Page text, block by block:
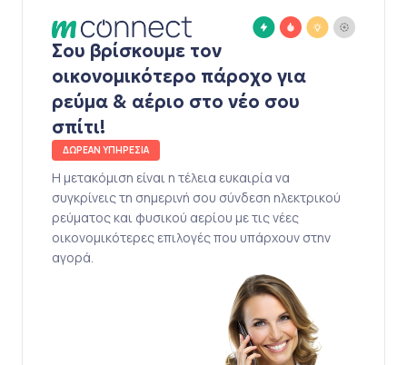
Σου βρίσκουμε τον
οικονομικότερο πάροχο για
ρεύμα & αέριο στο νέο σου
σπίτι!
ΔΩΡΕΑΝ ΥΠΗΡΕΣΙΑ
Η μετακόμιση είναι η τέλεια ευκαιρία να
συγκρίνεις τη σημερινή σου σύνδεση ηλεκτρικού
ρεύματος και φυσικού αερίου με τις νέες
οικονομικότερες επιλογές που υπάρχουν στην
αγορά.